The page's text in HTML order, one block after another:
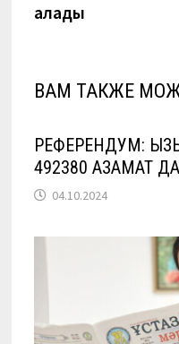
алады
ВАМ ТАКЖЕ
РЕФЕРЕНДУМ:
492380 АЗАМАТ
04.10.2024